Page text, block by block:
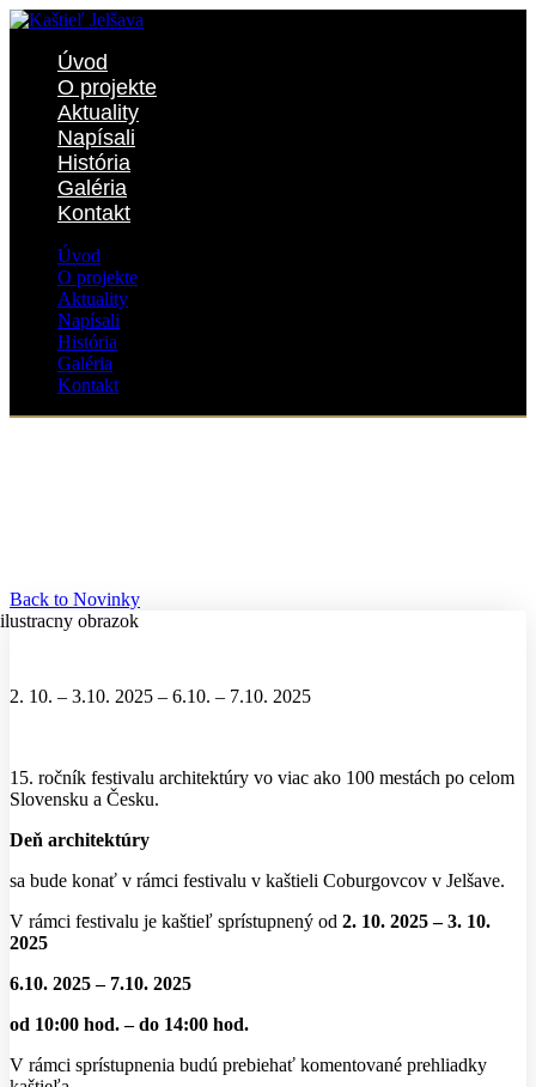
Úvod
O projekte
Aktuality
Napísali
História
Galéria
Kontakt
Úvod
O projekte
Aktuality
Napísali
História
Galéria
Kontakt
Back to Novinky
2. 10. – 3.10. 2025 – 6.10. – 7.10. 2025
15. ročník festivalu architektúry vo viac ako 100 mestách po celom
Slovensku a Česku.
Deň architektúry
sa bude konať v rámci festivalu v kaštieli Coburgovcov v Jelšave.
V rámci festivalu je kaštieľ sprístupnený od 2. 10. 2025 – 3. 10.
2025
6.10. 2025 – 7.10. 2025
od 10:00 hod. – do 14:00 hod.
V rámci sprístupnenia budú prebiehať komentované prehliadky